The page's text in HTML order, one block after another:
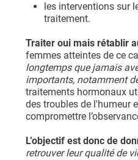
les interventions sur
traitement.
Traiter oui mais rétablir
femmes atteintes de ce
longtemps que jamais
importants, notamment
traitements hormonaux
des troubles de l'humeur
compromettre
L’objectif est donc de
retrouver leur qualité de